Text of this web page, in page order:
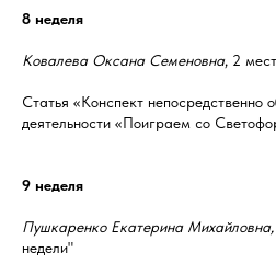
8 неделя
Ковалева Оксана Семеновна, 2
Статья «Конспект непосредственно
деятельности «Поиграем со
9 неделя
Пушкаренко Екатерина Михайловна,
недели"